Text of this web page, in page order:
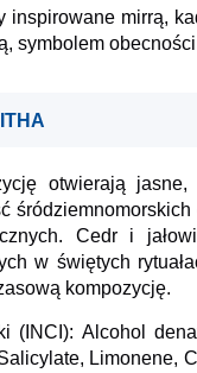
inspirowane mirrą,
symbolem
otwierają
Cedr i
w świętych
kompozycję.
(INCI): Alcohol
Limonene,